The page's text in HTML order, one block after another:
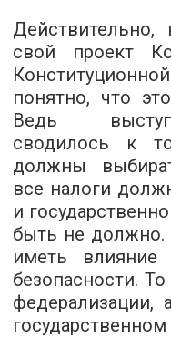
свой проект
понятно, что
Ведь
сводилось к
должны
все налоги
и
быть не должно.
иметь
безопасности.